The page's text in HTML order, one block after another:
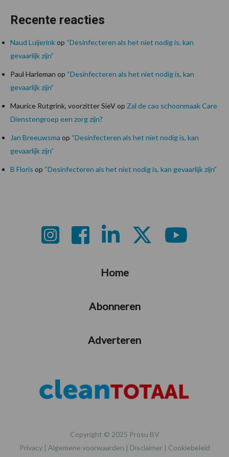
Recente reacties
Naud Luijerinkop “Desinfecteren als het niet nodig is, kan
gevaarlijk zijn”
Paul Harleman op “Desinfecteren als het niet nodig is, kan
gevaarlijk zijn”
Maurice Rutgrink, voorzitter SieVop Zal de cao schoonmaak Care
Dienstengroep een zorg zijn?
Jan Breeuwsma op “Desinfecteren als het niet nodig is, kan
gevaarlijk zijn”
B Floris op “Desinfecteren als het niet nodig is, kan gevaarlijk zijn”
Home
Abonneren
Adverteren
Copyright © 2025 Prosu BV
Privacy| Algemene voorwaarden | Disclaimer| Cookiebeleid